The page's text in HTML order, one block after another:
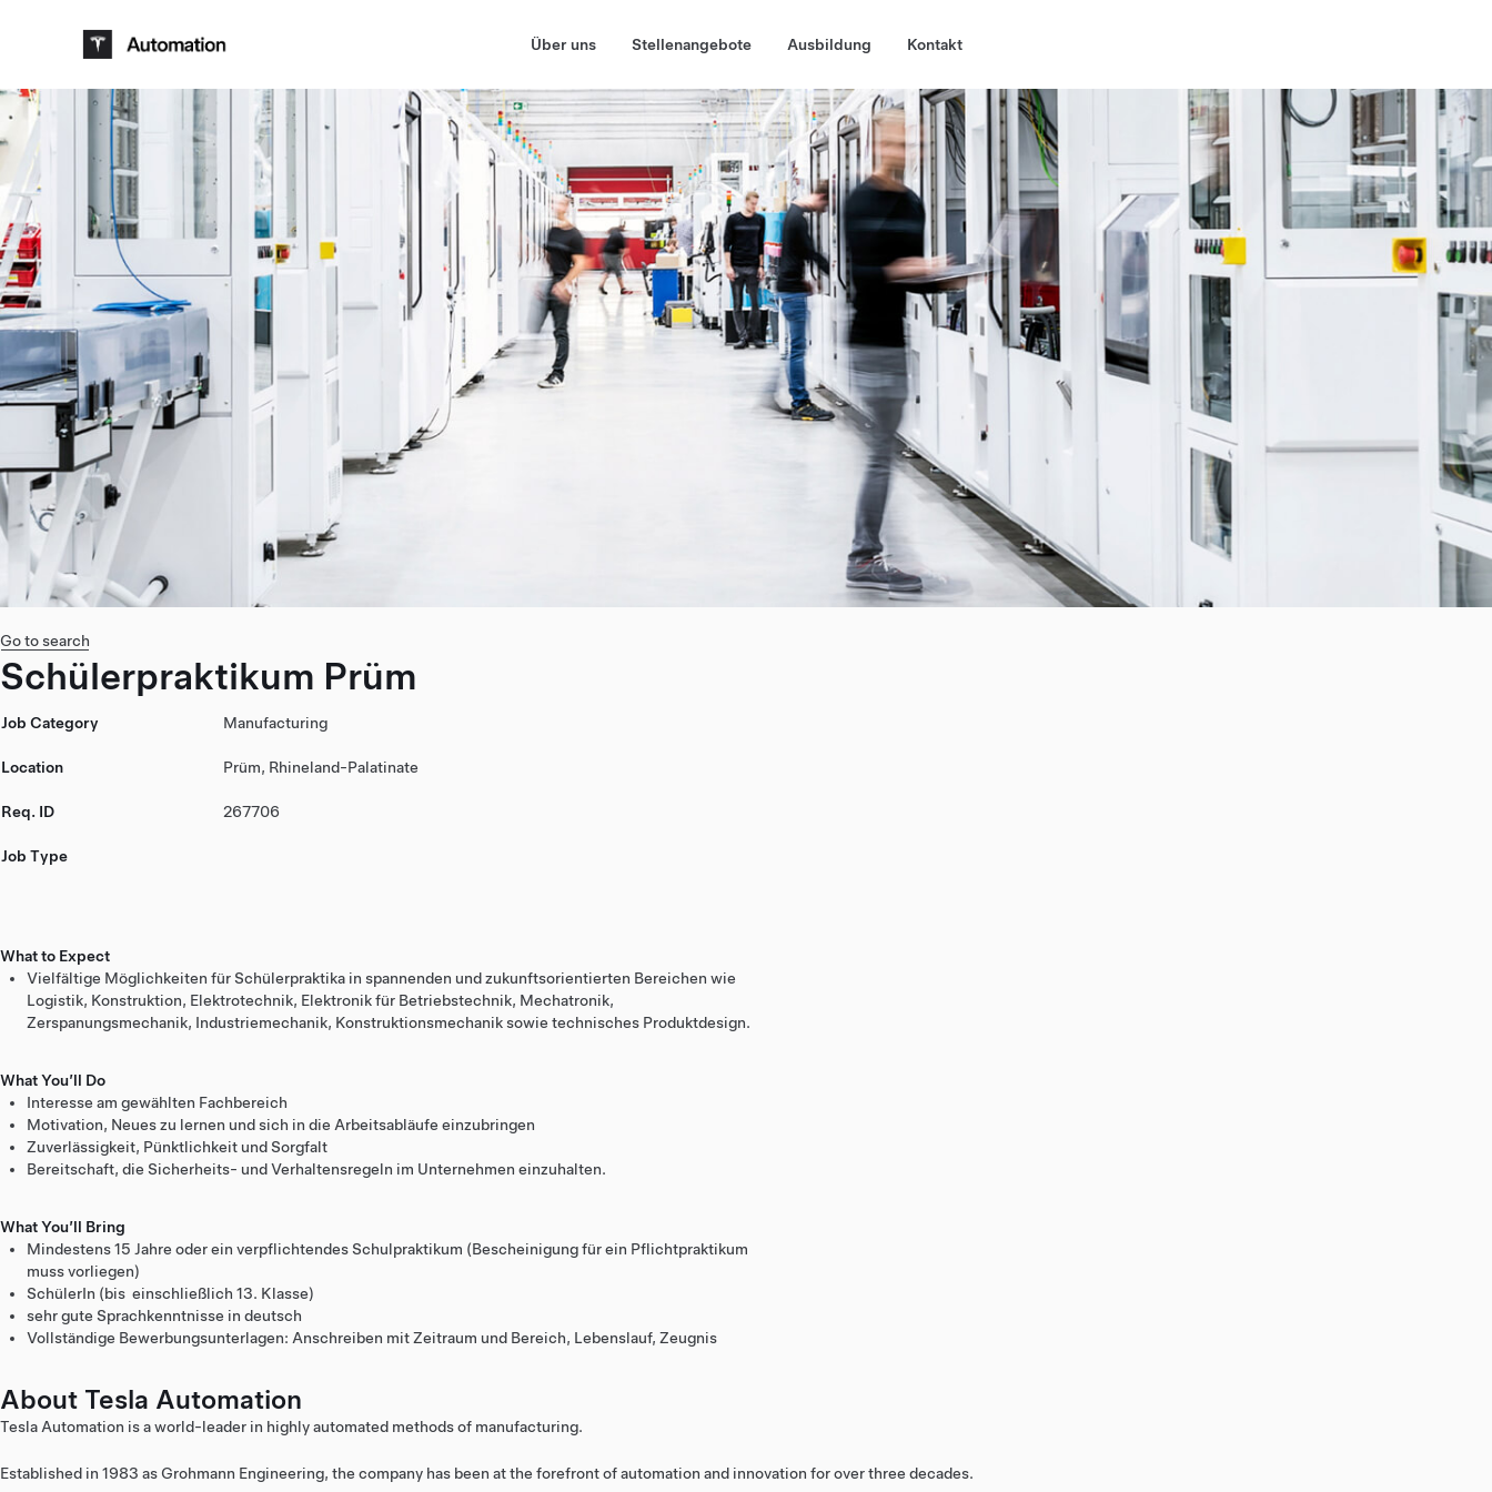
Skip to main content
Über uns Stellenangebote Ausbildung Kontakt
Go to search
Schülerpraktikum Prüm
Job Category Manufacturing
Location Prüm, Rhineland-Palatinate
Req. ID 267706
Job Type
What to Expect
Vielfältige Möglichkeiten für Schülerpraktika in spannenden und zukunftsorientierten Bereichen wie
Logistik, Konstruktion, Elektrotechnik, Elektronik für Betriebstechnik, Mechatronik,
Zerspanungsmechanik, Industriemechanik, Konstruktionsmechanik sowie technisches Produktdesign.
What You’ll Do
Interesse am gewählten Fachbereich
Motivation, Neues zu lernen und sich in die Arbeitsabläufe einzubringen
Zuverlässigkeit, Pünktlichkeit und Sorgfalt
Bereitschaft, die Sicherheits- und Verhaltensregeln im Unternehmen einzuhalten.
What You’ll Bring
Mindestens 15 Jahre oder ein verpflichtendes Schulpraktikum (Bescheinigung für ein Pflichtpraktikum
muss vorliegen)
SchülerIn (bis einschließlich 13. Klasse)
sehr gute Sprachkenntnisse in deutsch
Vollständige Bewerbungsunterlagen: Anschreiben mit Zeitraum und Bereich, Lebenslauf, Zeugnis
About Tesla Automation
Tesla Automation is a world-leader in highly automated methods of manufacturing.
Established in 1983 as Grohmann Engineering, the company has been at the forefront of automation and innovation for over three decades.